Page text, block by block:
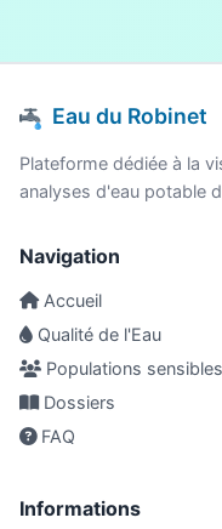
Eau du Robinet
Plateforme dédiée à la
analyses d'eau potable
Navigation
Accueil
Qualité de l'Eau
Populations sensibles
Dossiers
FAQ
Informations